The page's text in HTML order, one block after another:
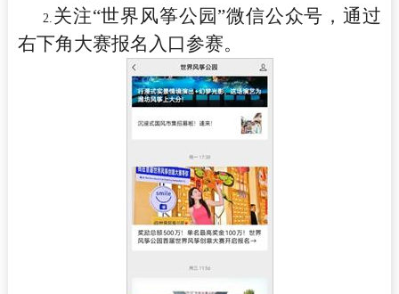
2. 关注“世界风筝公园”微信公众号，通过
右下角大赛报名入口参赛。